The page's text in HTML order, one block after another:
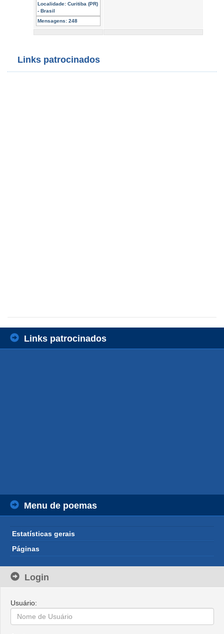
Localidade: Curitiba (PR)
- Brasil
Mensagens: 248
Links patrocinados
Links patrocinados
Menu de poemas
Estatísticas gerais
Páginas
Login
Usuário: